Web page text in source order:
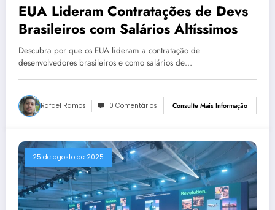
EUA Lideram Contratações de Devs
Brasileiros com Salários Altíssimos
Descubra por que os EUA lideram a contratação de
desenvolvedores brasileiros e como salários de…
Rafael Ramos 0 Comentários Consulte Mais Informação
25 de agosto de 2025